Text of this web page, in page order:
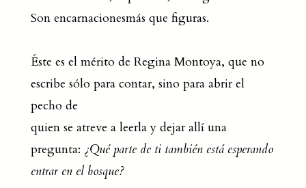
Son encarnacionesmás que figuras.
Éste es el mérito de Regina Montoya, que no
escribe sólo para contar, sino para abrir el
pecho de
quien se atreve a leerla y dejar allí una
pregunta: ¿Qué parte de ti también está esperando
entrar en el bosque?